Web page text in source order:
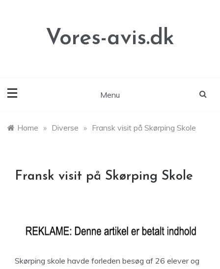
Vores-avis.dk
Menu
Home » Diverse » Fransk visit på Skørping Skole
Fransk visit på Skørping Skole
Skørping skole havde forleden besøg af 26 elever og